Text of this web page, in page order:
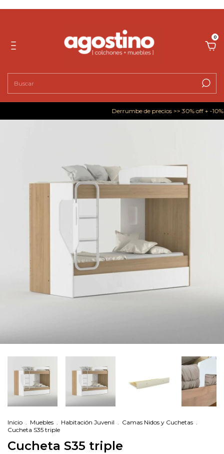
0
Derrumbe de precios >> 30% off + -
Inicio . Muebles . Habitación Juvenil . Camas Nidos y Cuchetas .
Cucheta S35 triple
Cucheta S35 triple